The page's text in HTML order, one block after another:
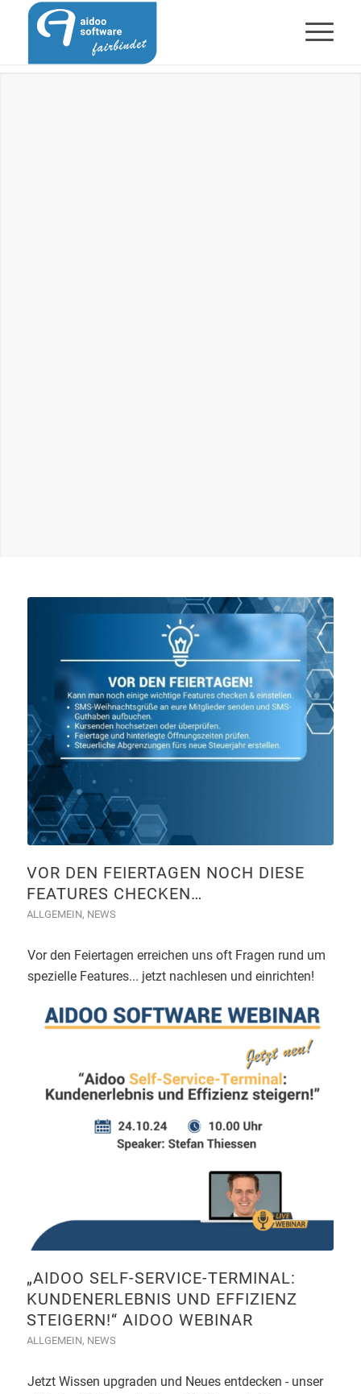
VOR DEN FEIERTAGEN NOCH DIESE
FEATURES CHECKEN…
ALLGEMEIN, NEWS
Vor den Feiertagen erreichen uns oft Fragen rund um
spezielle Features... jetzt nachlesen und einrichten!
„AIDOO SELF-SERVICE-TERMINAL:
KUNDENERLEBNIS UND EFFIZIENZ
STEIGERN!“ AIDOO WEBINAR
ALLGEMEIN, NEWS
Jetzt Wissen upgraden und Neues entdecken - unser